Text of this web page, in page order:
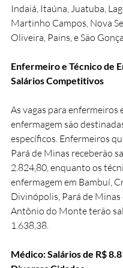
Indaiá, Itaúna, Juatuba,
Martinho Campos, Nova
Oliveira, Pains, e São
Enfermeiro e Técnico de
Salários Competitivos
As vagas para enfermeiros
enfermagem são
específicos. Enfermeiros
Pará de Minas receberão
2.824,80, enquanto os
enfermagem em Bambuí,
Divinópolis, Pará de Minas
Antônio do Monte terão
1.638,38.
Médico: Salários de R$